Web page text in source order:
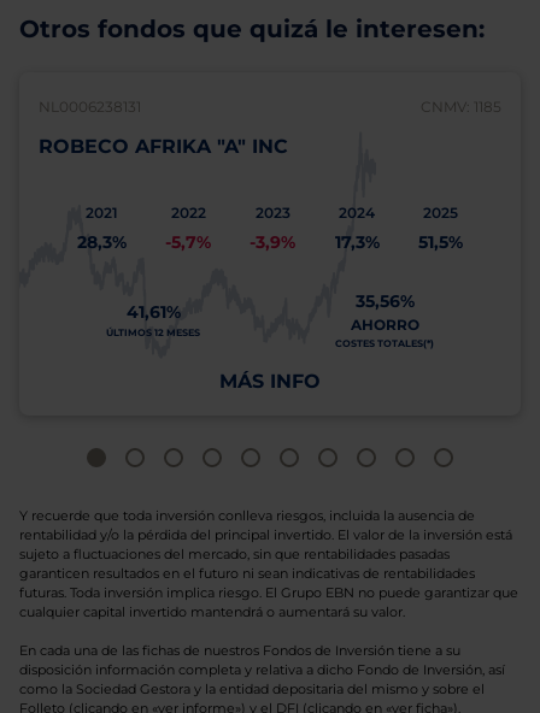
Otros fondos que quizá le interesen:
NL0006238131 CNMV: 1185
ROBECO AFRIKA "A" INC
2021
28,3%
2022
-5,7%
2023
-3,9%
2024
17,3%
2025
51,5%
41,61%
ÚLTIMOS 12 MESES
35,56%
AHORRO
COSTES TOTALES(*)
MÁS INFO
Y recuerde que toda inversión conlleva riesgos, incluida la ausencia de
rentabilidad y/o la pérdida del principal invertido. El valor de la inversión está
sujeto a fluctuaciones del mercado, sin que rentabilidades pasadas
garanticen resultados en el futuro ni sean indicativas de rentabilidades
futuras. Toda inversión implica riesgo. El Grupo EBN no puede garantizar que
cualquier capital invertido mantendrá o aumentará su valor.
En cada una de las fichas de nuestros Fondos de Inversión tiene a su
disposición información completa y relativa a dicho Fondo de Inversión, así
como la Sociedad Gestora y la entidad depositaria del mismo y sobre el
Folleto (clicando en «ver informe») y el DFI (clicando en «ver ficha»).